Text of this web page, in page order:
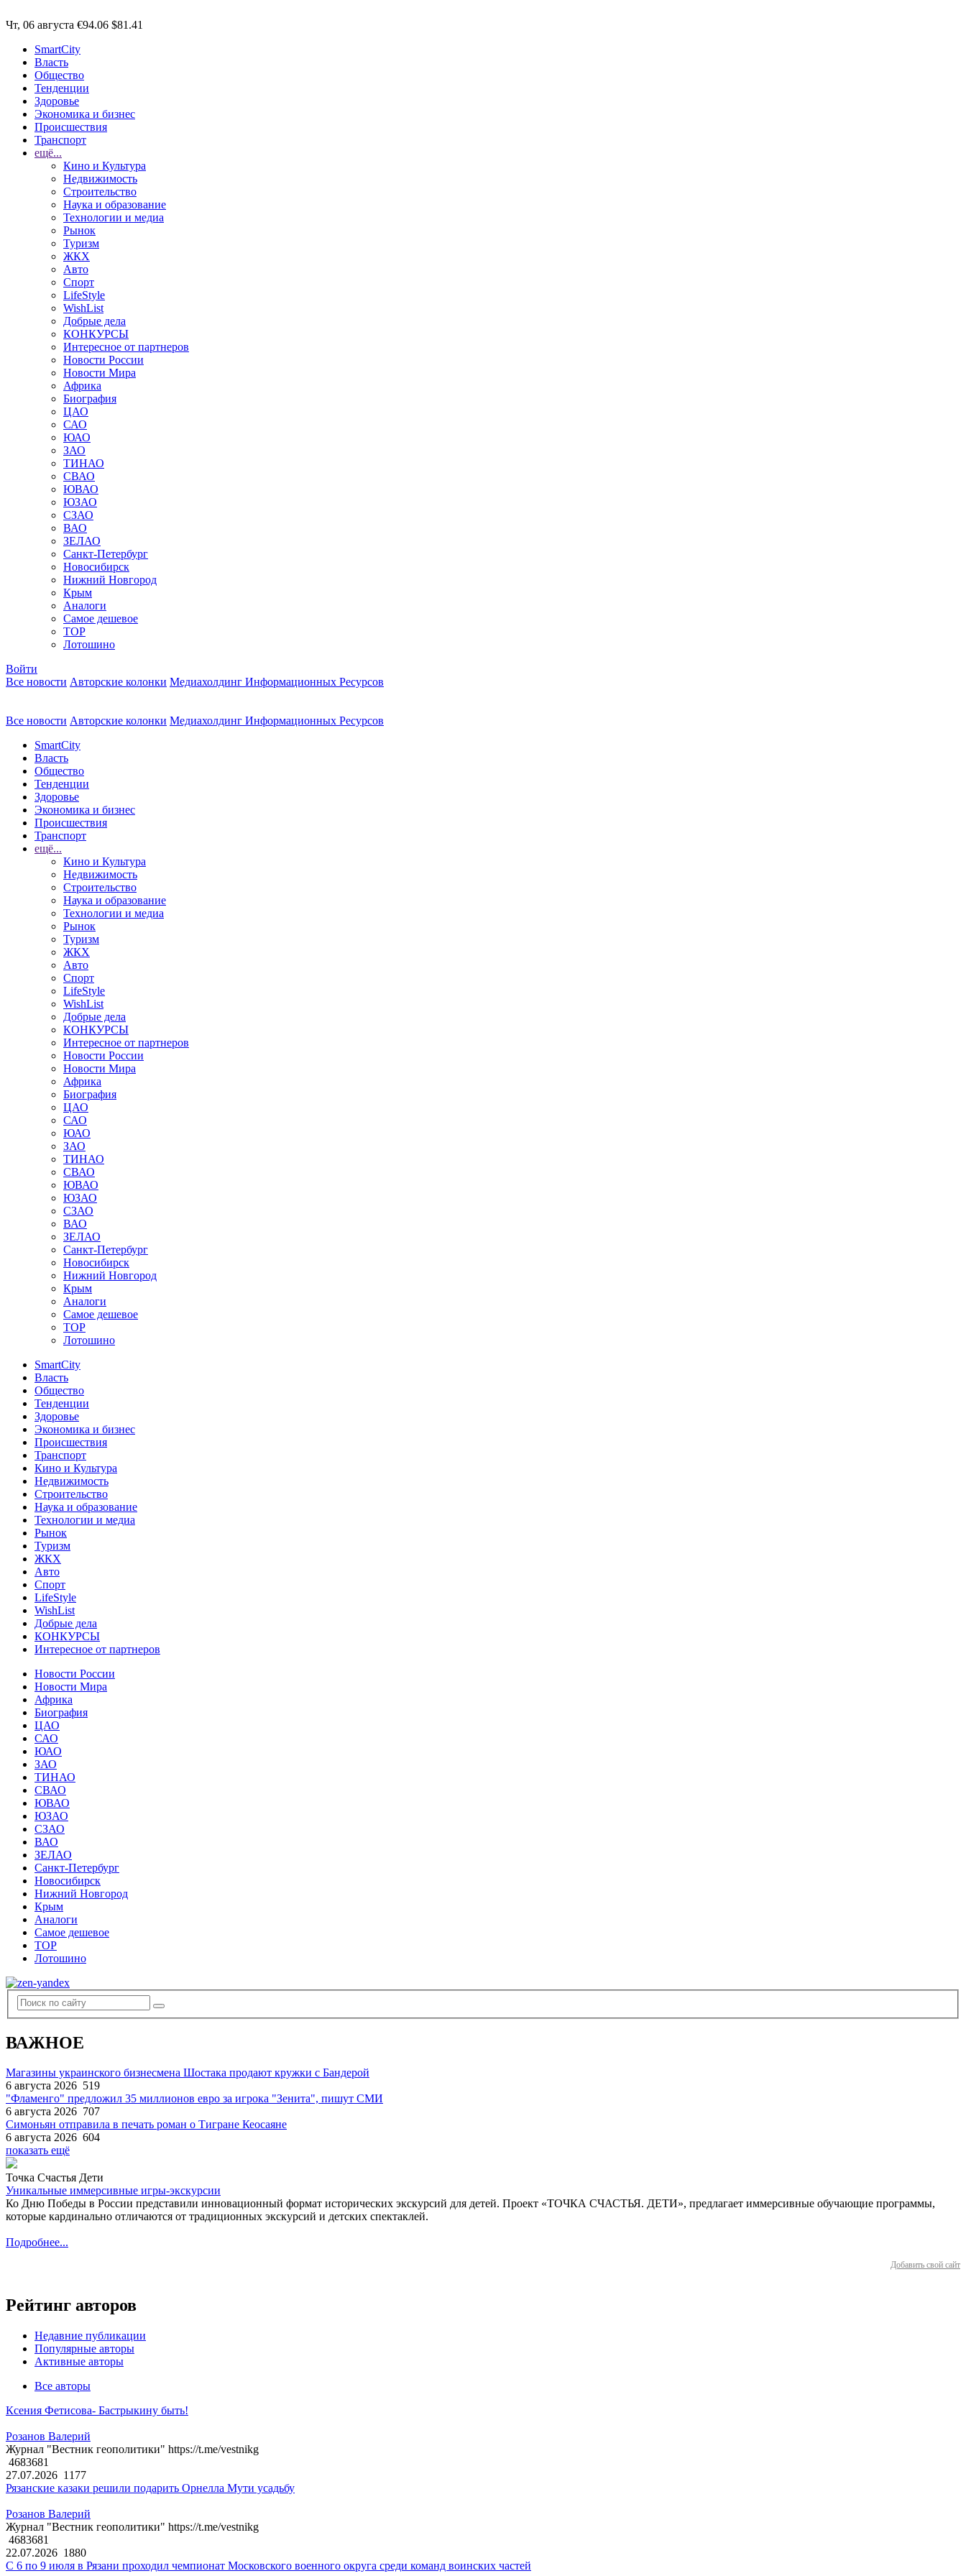
Чт, 06 августа €94.06 $81.41
SmartCity
Власть
Общество
Тенденции
Здоровье
Экономика и бизнес
Происшествия
Транспорт
ещё...
Кино и Культура
Недвижимость
Строительство
Наука и образование
Технологии и медиа
Рынок
Туризм
ЖКХ
Авто
Спорт
LifeStyle
WishList
Добрые дела
КОНКУРСЫ
Интересное от партнеров
Новости России
Новости Мира
Африка
Биография
ЦАО
САО
ЮАО
ЗАО
ТИНАО
СВАО
ЮВАО
ЮЗАО
СЗАО
ВАО
ЗЕЛАО
Санкт-Петербург
Новосибирск
Нижний Новгород
Крым
Аналоги
Самое дешевое
TOP
Лотошино
Войти
Все новости Авторские колонки Медиахолдинг Информационных Ресурсов
Все новости Авторские колонки Медиахолдинг Информационных Ресурсов
SmartCity
Власть
Общество
Тенденции
Здоровье
Экономика и бизнес
Происшествия
Транспорт
ещё...
Кино и Культура
Недвижимость
Строительство
Наука и образование
Технологии и медиа
Рынок
Туризм
ЖКХ
Авто
Спорт
LifeStyle
WishList
Добрые дела
КОНКУРСЫ
Интересное от партнеров
Новости России
Новости Мира
Африка
Биография
ЦАО
САО
ЮАО
ЗАО
ТИНАО
СВАО
ЮВАО
ЮЗАО
СЗАО
ВАО
ЗЕЛАО
Санкт-Петербург
Новосибирск
Нижний Новгород
Крым
Аналоги
Самое дешевое
TOP
Лотошино
SmartCity
Власть
Общество
Тенденции
Здоровье
Экономика и бизнес
Происшествия
Транспорт
Кино и Культура
Недвижимость
Строительство
Наука и образование
Технологии и медиа
Рынок
Туризм
ЖКХ
Авто
Спорт
LifeStyle
WishList
Добрые дела
КОНКУРСЫ
Интересное от партнеров
Новости России
Новости Мира
Африка
Биография
ЦАО
САО
ЮАО
ЗАО
ТИНАО
СВАО
ЮВАО
ЮЗАО
СЗАО
ВАО
ЗЕЛАО
Санкт-Петербург
Новосибирск
Нижний Новгород
Крым
Аналоги
Самое дешевое
TOP
Лотошино
ВАЖНОЕ
Магазины украинского бизнесмена Шостака продают кружки с Бандерой
6 августа 2026 519
"Фламенго" предложил 35 миллионов евро за игрока "Зенита", пишут СМИ
6 августа 2026 707
Симоньян отправила в печать роман о Тигране Кеосаяне
6 августа 2026 604
показать ещё
Точка Счастья Дети
Уникальные иммерсивные игры-экскурсии
Ко Дню Победы в России представили инновационный формат исторических экскурсий для детей. Проект «ТОЧКА СЧАСТЬЯ. ДЕТИ», предлагает иммерсивные обучающие программы,
которые кардинально отличаются от традиционных экскурсий и детских спектаклей.
Подробнее...
Добавить свой сайт
Рейтинг авторов
Недавние публикации
Популярные авторы
Активные авторы
Все авторы
Ксения Фетисова- Бастрыкину быть!
Розанов Валерий
Журнал "Вестник геополитики" https://t.me/vestnikg
4683681
27.07.2026 1177
Рязанские казаки решили подарить Орнелла Мути усадьбу
Розанов Валерий
Журнал "Вестник геополитики" https://t.me/vestnikg
4683681
22.07.2026 1880
С 6 по 9 июля в Рязани проходил чемпионат Московского военного округа среди команд воинских частей